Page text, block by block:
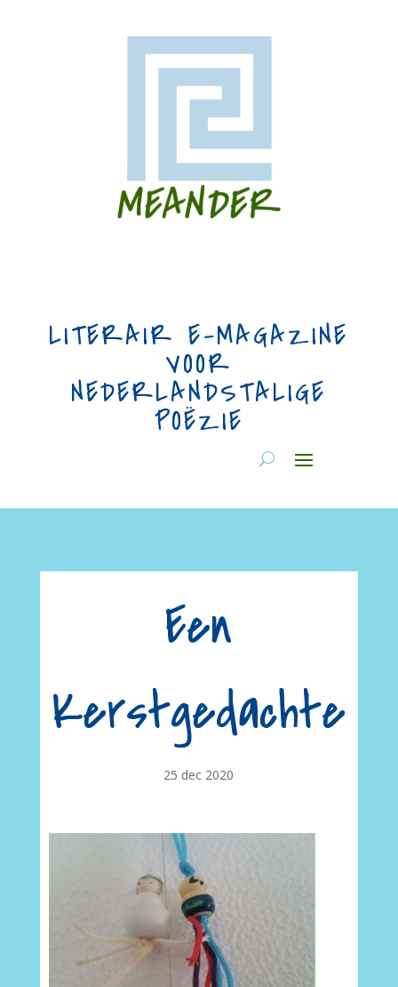
LITERAIR E-MAGAZINE
VOOR
NEDERLANDSTALIGE
POËZIE
Een
Kerstgedachte
25 dec 2020